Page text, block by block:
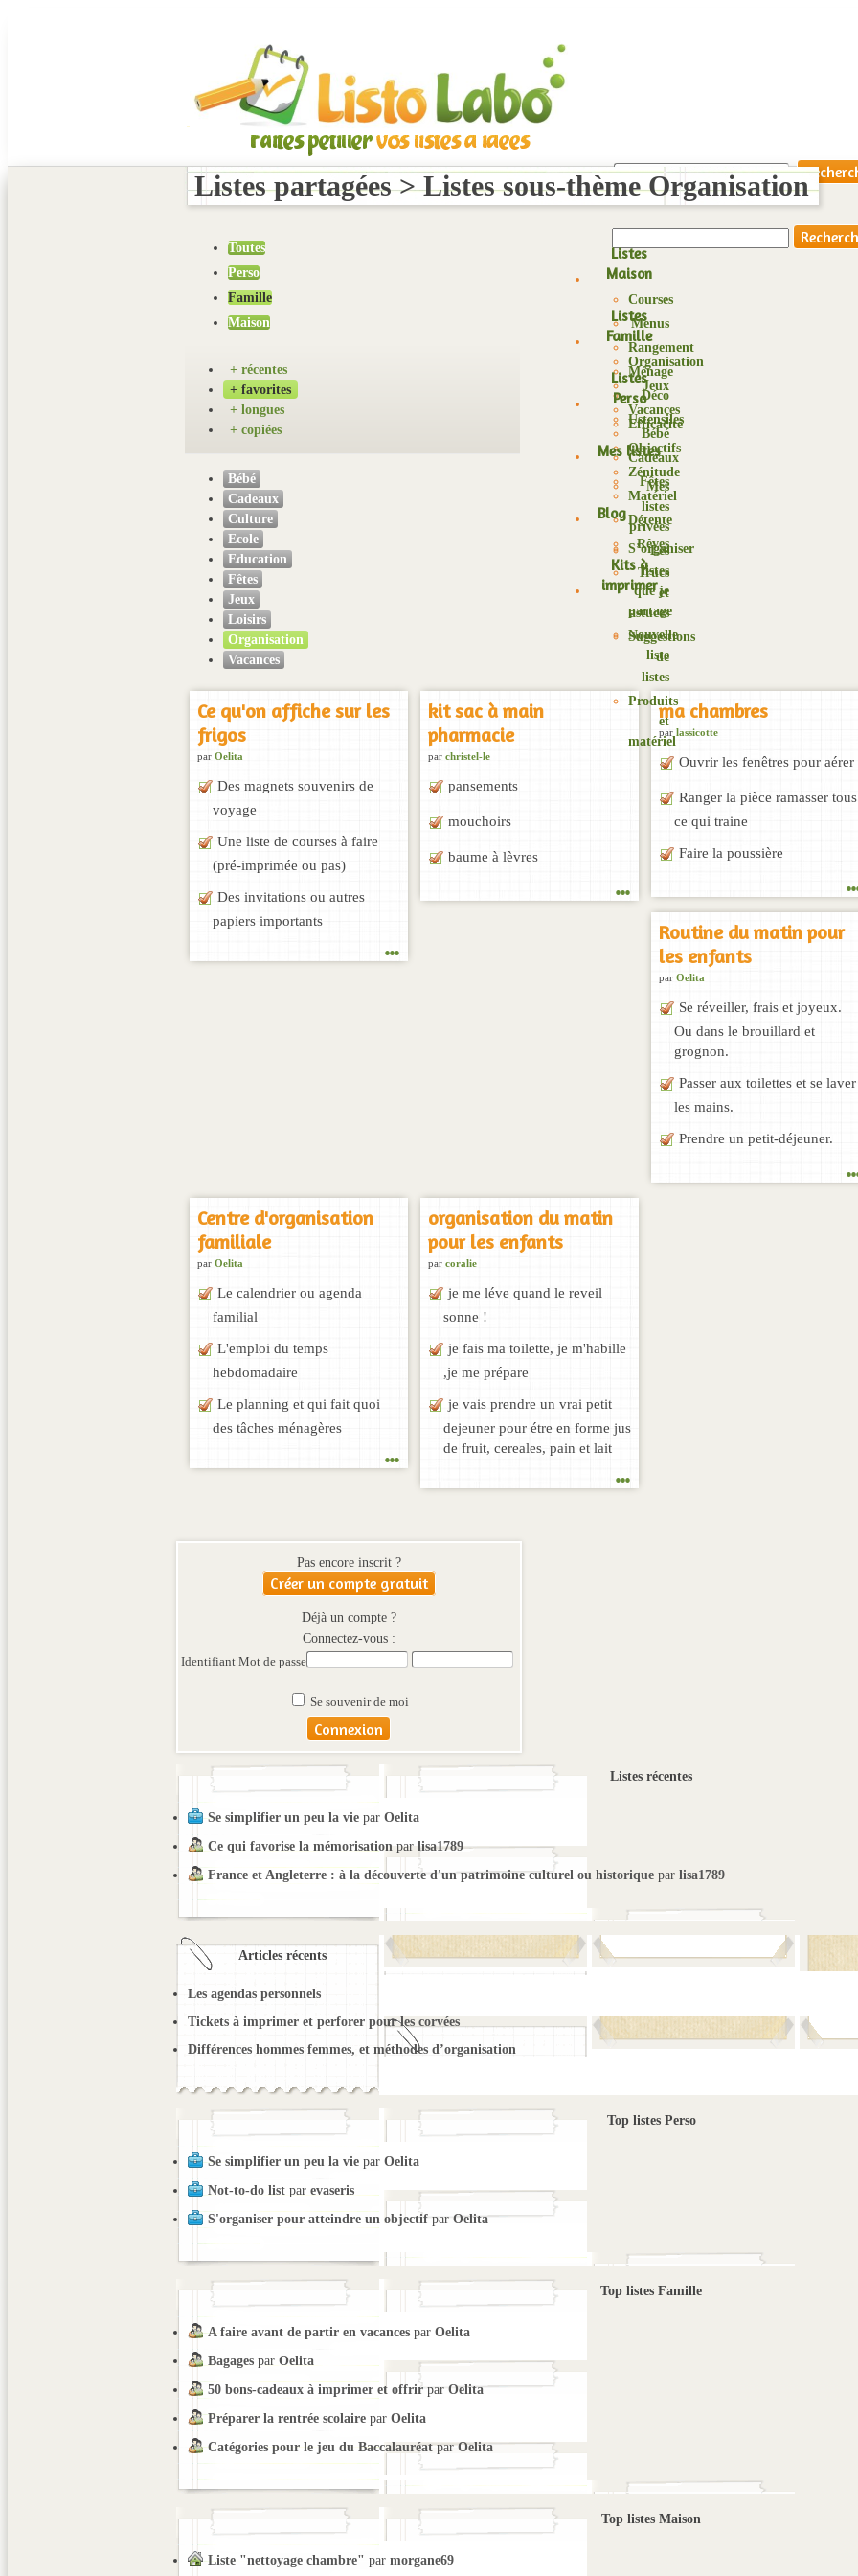
Listes
Maison
Courses
Menus
Rangement
Ménage
Déco
Ustensiles
Listes
Famille
Organisation
Jeux
Vacances
Bébé
Cadeaux
Fêtes
Listes
Perso
Efficacité
Objectifs
Zénitude
Matériel
Détente
Rêves
Mes listes
Mes
listes
privées
Les
listes
que je
partage
Nouvelle
liste
Blog
S’organiser
Trucs
et
astuces
Suggestions
de
listes
Produits
et
matériel
Kits à
imprimer
Listes partagées > Listes sous-thème Organisation
Toutes
Perso
Famille
Maison
+ récentes
+ favorites
+ longues
+ copiées
Bébé
Cadeaux
Culture
Ecole
Education
Fêtes
Jeux
Loisirs
Organisation
Vacances
Ce qu'on affiche sur les
frigos
par Oelita
Des magnets souvenirs de
voyage
Une liste de courses à faire
(pré-imprimée ou pas)
Des invitations ou autres
papiers importants
...
kit sac à main
pharmacie
par christel-le
pansements
mouchoirs
baume à lèvres
...
ma chambres
par lassicotte
Ouvrir les fenêtres pour aérer
Ranger la pièce ramasser tous
ce qui traine
Faire la poussière
Routine du matin pour
les enfants
par Oelita
Se réveiller, frais et joyeux.
Ou dans le brouillard et
grognon.
Passer aux toilettes et se laver
les mains.
Prendre un petit-déjeuner.
Centre d'organisation
familiale
par Oelita
Le calendrier ou agenda
familial
L'emploi du temps
hebdomadaire
Le planning et qui fait quoi
des tâches ménagères
...
organisation du matin
pour les enfants
par coralie
je me léve quand le reveil
sonne !
je fais ma toilette, je m'habille
,je me prépare
je vais prendre un vrai petit
dejeuner pour étre en forme jus
de fruit, cereales, pain et lait
...
Pas encore inscrit ?
Créer un compte gratuit
Déjà un compte ?
Connectez-vous :
Identifiant Mot de passe
Se souvenir de moi
Listes récentes
Se simplifier un peu la viepar Oelita
Ce qui favorise la mémorisationpar lisa1789
France et Angleterre : à la découverte d'un patrimoine culturel ou historiquepar lisa1789
Articles récents
Les agendas personnels
Tickets à imprimer et perforer pour les corvées
Différences hommes femmes, et méthodes d’organisation
Top listes Perso
Se simplifier un peu la viepar Oelita
Not-to-do listpar evaseris
S'organiser pour atteindre un objectifpar Oelita
Top listes Famille
A faire avant de partir en vacancespar Oelita
Bagages par Oelita
50 bons-cadeaux à imprimer et offrirpar Oelita
Préparer la rentrée scolairepar Oelita
Catégories pour le jeu du BaccalauréatparOelita
Top listes Maison
Liste "nettoyage chambre" par morgane69